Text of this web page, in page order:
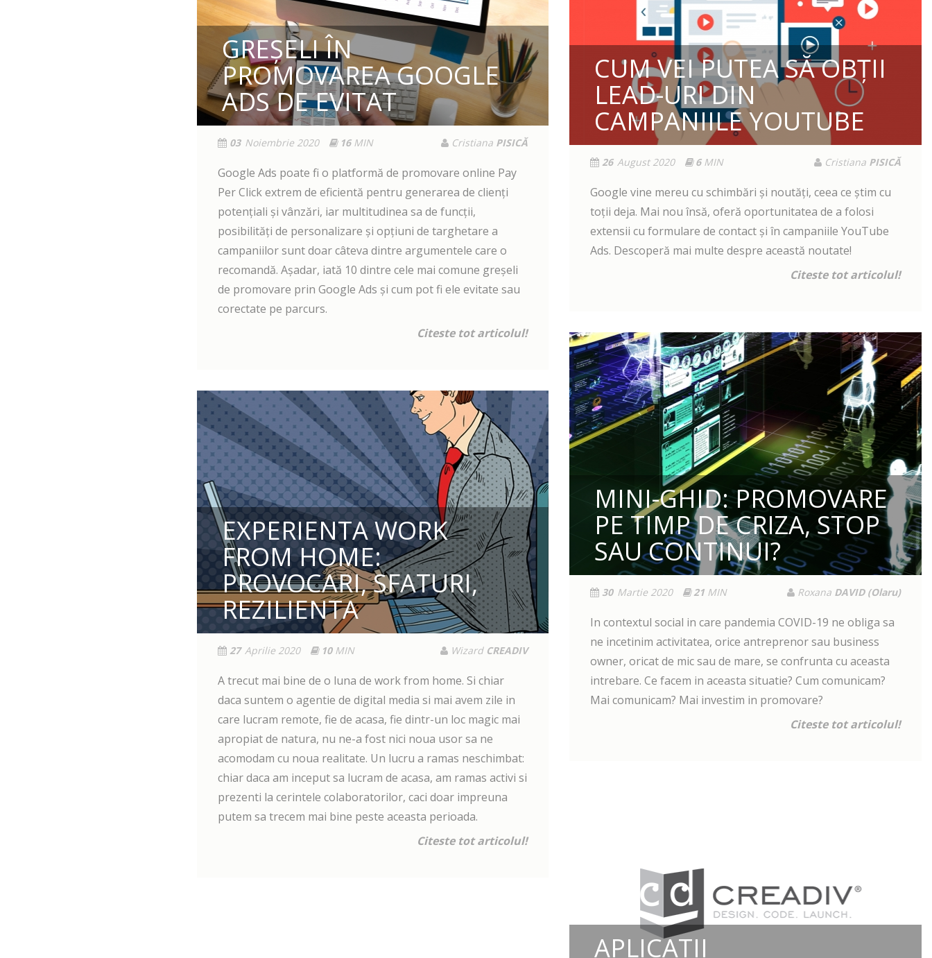
GREȘELI ÎN
PROMOVAREA GOOGLE
ADS DE EVITAT
03 Noiembrie 2020 16MIN Cristiana PISICĂ
Google Ads poate fi o platformă de promovare online Pay
Per Click extrem de eficientă pentru generarea de clienți
potențiali și vânzări, iar multitudinea sa de funcții,
posibilități de personalizare și opțiuni de targhetare a
campaniilor sunt doar câteva dintre argumentele care o
recomandă. Așadar, iată 10 dintre cele mai comune greșeli
de promovare prin Google Ads și cum pot fi ele evitate sau
corectate pe parcurs.
Citeste tot articolul!
EXPERIENTA WORK
FROM HOME:
PROVOCARI, SFATURI,
REZILIENTA
27 Aprilie 2020 10MIN Wizard CREADIV
A trecut mai bine de o luna de work from home. Si chiar
daca suntem o agentie de digital media si mai avem zile in
care lucram remote, fie de acasa, fie dintr-un loc magic mai
apropiat de natura, nu ne-a fost nici noua usor sa ne
acomodam cu noua realitate. Un lucru a ramas neschimbat:
chiar daca am inceput sa lucram de acasa, am ramas activi si
prezenti la cerintele colaboratorilor, caci doar impreuna
putem sa trecem mai bine peste aceasta perioada.
Citeste tot articolul!
CUM VEI PUTEA SĂ OBȚII
LEAD-URI DIN
CAMPANIILE YOUTUBE
26 August 2020 6MIN Cristiana PISICĂ
Google vine mereu cu schimbări și noutăți, ceea ce știm cu
toții deja. Mai nou însă, oferă oportunitatea de a folosi
extensii cu formulare de contact și în campaniile YouTube
Ads. Descoperă mai multe despre această noutate!
Citeste tot articolul!
MINI-GHID: PROMOVARE
PE TIMP DE CRIZA, STOP
SAU CONTINUI?
30 Martie 2020 21 MIN Roxana DAVID (Olaru)
In contextul social in care pandemia COVID-19 ne obliga sa
ne incetinim activitatea, orice antreprenor sau business
owner, oricat de mic sau de mare, se confrunta cu aceasta
intrebare. Ce facem in aceasta situatie? Cum comunicam?
Mai comunicam? Mai investim in promovare?
Citeste tot articolul!
APLICATII